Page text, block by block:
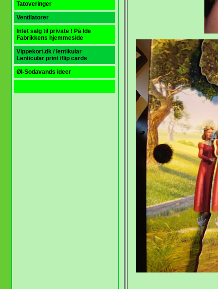
Tatoveringer
Ventilatorer
Intet salg til private ! På Ide
Fabrikkens hjemmeside
Vippekort.dk / lentikular
Lenticular print /flip cards
Øl-Sodavands ideer